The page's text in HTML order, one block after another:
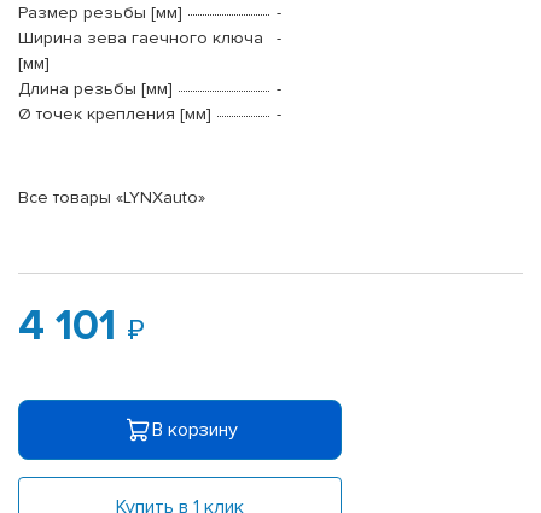
Размер резьбы [мм]
-
Ширина зева гаечного ключа
[мм]
-
Длина резьбы [мм]
-
Ø точек крепления [мм]
-
Все товары «LYNXauto»
4 101
В корзину
Купить в 1 клик